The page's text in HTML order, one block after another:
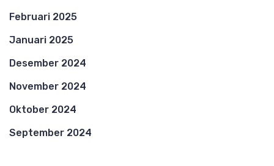
Februari 2025
Januari 2025
Desember 2024
November 2024
Oktober 2024
September 2024